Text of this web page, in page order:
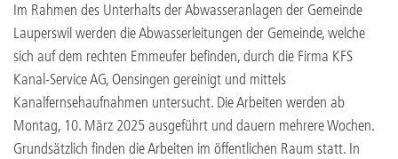
Im Rahmen des Unterhalts der Abwasseranlagen der Gemeinde
Lauperswil werden die Abwasserleitungen der Gemeinde, welche
sich auf dem rechten Emmeufer befinden, durch die Firma KFS
Kanal-Service AG, Oensingen gereinigt und mittels
Kanalfernsehaufnahmen untersucht. Die Arbeiten werden ab
Montag, 10. März 2025 ausgeführt und dauern mehrere Wochen.
Grundsätzlich finden die Arbeiten im öffentlichen Raum statt. In